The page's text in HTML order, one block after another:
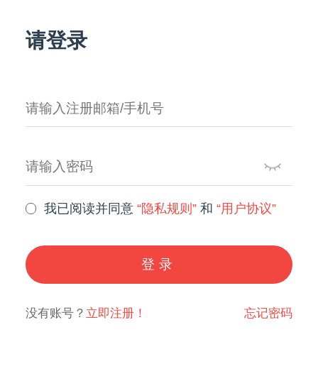
请登录
我已阅读并同意“隐私规则” 和“用户协议”
登录
没有账号？ 立即注册！ 忘记密码